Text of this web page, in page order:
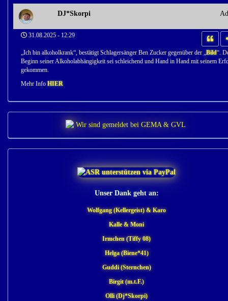
DJ*Skorpi
31.08.2025 - 12:29
„Ich bin alkoholkrank“, bestätigt Schlagersänger Ben Zucker gegenüber der „ Bild“.
Beginn seiner Alkoholabhängigkeit sei schleichend und Hand in Hand mit seinem
gekommen.
Mehr Info HIER
Unser Dank geht an:
Wolfgang (Kellergeist) & Karo
Kalle & Moni
Irmchen (Tiffy 08)
Helga (Biene*41)
Guddi (Sternchen)
Birgit (m.t.F.)
Olli (Dj*Skorpi)